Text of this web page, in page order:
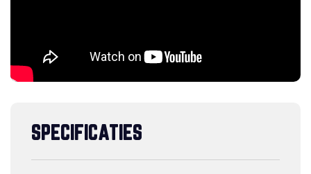
SPECIFICATIES